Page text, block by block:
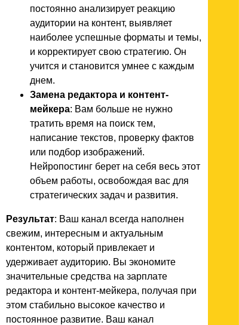
постоянно анализирует реакцию
аудитории на контент, выявляет
наиболее успешные форматы и темы,
и корректирует свою стратегию. Он
учится и становится умнее с каждым
днем.
Замена редактора и контент-
мейкера: Вам больше не нужно
тратить время на поиск тем,
написание текстов, проверку фактов
или подбор изображений.
Нейропостинг берет на себя весь этот
объем работы, освобождая вас для
стратегических задач и развития.
Результат: Ваш канал всегда наполнен
свежим, интересным и актуальным
контентом, который привлекает и
удерживает аудиторию. Вы экономите
значительные средства на зарплате
редактора и контент-мейкера, получая при
этом стабильно высокое качество и
постоянное развитие. Ваш канал